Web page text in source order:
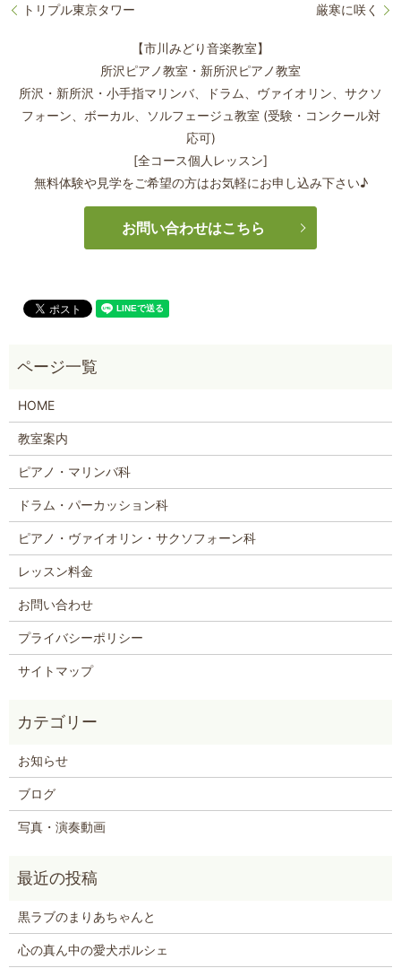
トリプル東京タワー 厳寒に咲く
【市川みどり音楽教室】
所沢ピアノ教室・新所沢ピアノ教室
所沢・新所沢・小手指マリンバ、ドラム、ヴァイオリン、サクソ
フォーン、 ボーカル、ソルフェージュ教室 (受験・コンクール対
応可)
[全コース個人レッスン]
無料体験や見学をご希望の方はお気軽にお申し込み下さい♪
お問い合わせはこちら
HOME
教室案内
ピアノ・マリンバ科
ドラム・パーカッション科
ピアノ・ヴァイオリン・サクソフォーン科
レッスン料金
お問い合わせ
プライバシーポリシー
サイトマップ
お知らせ
ブログ
写真・演奏動画
黒ラブのまりあちゃんと
心の真ん中の愛犬ポルシェ